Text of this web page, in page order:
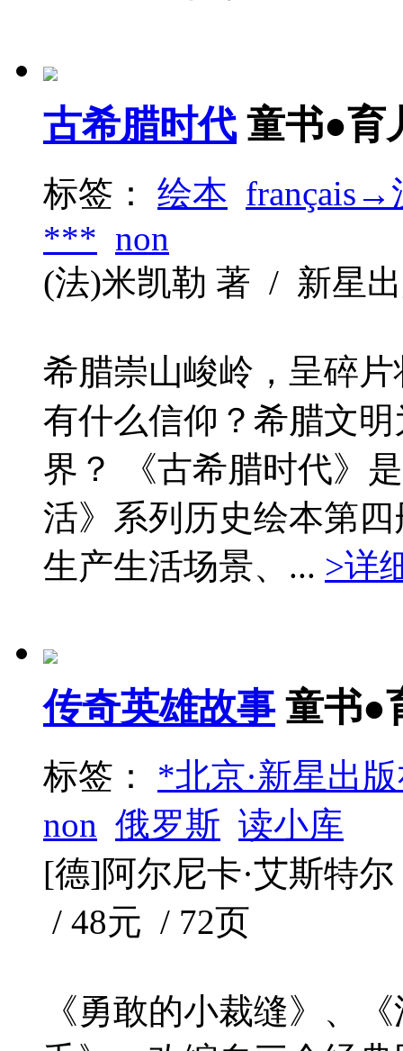
古希腊时代 童书●育
标签： 绘本 français→
*** non
(法)米凯勒 著 / 新星
希腊崇山峻岭，呈碎
有什么信仰？希腊文
界？ 《古希腊时代》
活》系列历史绘本第
生产生活场景、... >详
传奇英雄故事 童书●
标签： *北京·新星出
non 俄罗斯 读小库
[德]阿尔尼卡·艾斯特
/ 48元 / 72页
《勇敢的小裁缝》、